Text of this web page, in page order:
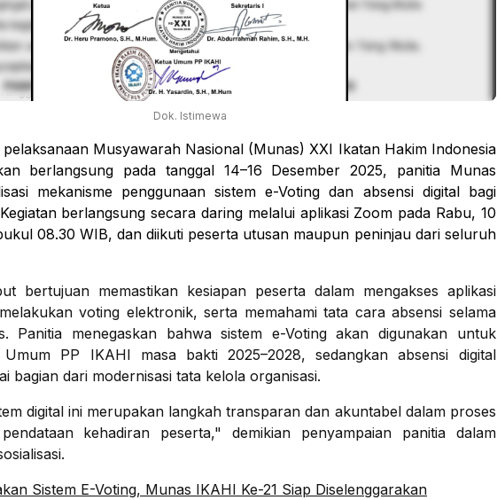
Dok. Istimewa
Musyawarah Nasional (Munas) XXI Ikatan Hakim Indonesia
berlangsung pada tanggal 14–16 Desember 2025, panitia Munas
mekanisme penggunaan sistem e-Voting dan absensi digital bagi
berlangsung secara daring melalui aplikasi Zoom pada Rabu, 10
08.30 WIB, dan diikuti peserta utusan maupun peninjau dari seluruh
bertujuan memastikan kesiapan peserta dalam mengakses aplikasi
voting elektronik, serta memahami tata cara absensi selama
Panitia menegaskan bahwa sistem e-Voting akan digunakan untuk
Umum PP IKAHI masa bakti 2025–2028, sedangkan absensi digital
bagian dari modernisasi tata kelola organisasi.
digital ini merupakan langkah transparan dan akuntabel dalam proses
kehadiran peserta," demikian penyampaian panitia dalam
Sistem E-Voting, Munas IKAHI Ke-21 Siap Diselenggarakan